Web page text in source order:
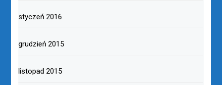
styczeń 2016
grudzień 2015
listopad 2015